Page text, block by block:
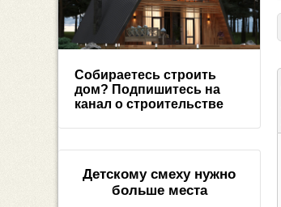
Собираетесь строить
дом? Подпишитесь на
канал о строительстве
Детскому смеху нужно
больше места